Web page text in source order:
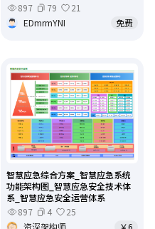
897
79
21
EDmrmYNI
免费
智慧应急综合方案_智慧应急系统
功能架构图_智慧应急安全技术体
系_智慧应急安全运营体系
897
4
25